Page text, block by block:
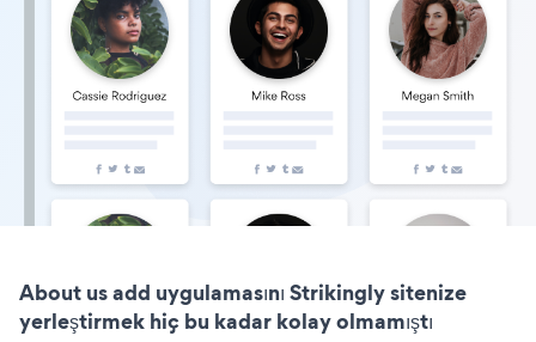
About us add uygulamasını Strikingly sitenize
yerleştirmek hiç bu kadar kolay olmamıştı